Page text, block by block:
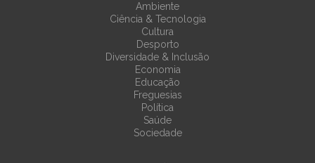
Ambiente
Ciência & Tecnologia
Cultura
Desporto
Diversidade & Inclusão
Economia
Educação
Freguesias
Política
Saúde
Sociedade